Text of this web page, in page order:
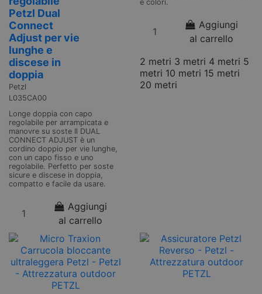
Petzl Dual
Connect
Adjust per vie
lunghe e
discese in
doppia
Petzl
L035CA00
Longe doppia con capo
regolabile per arrampicata e
manovre su soste Il DUAL
CONNECT ADJUST è un
cordino doppio per vie lunghe,
con un capo fisso e uno
regolabile. Perfetto per soste
sicure e discese in doppia,
compatto e facile da usare.
Aggiungi
al carrello
e colori.
Aggiungi
al carrello
2 metri 3 metri 4 metri 5
metri 10 metri 15 metri
20 metri